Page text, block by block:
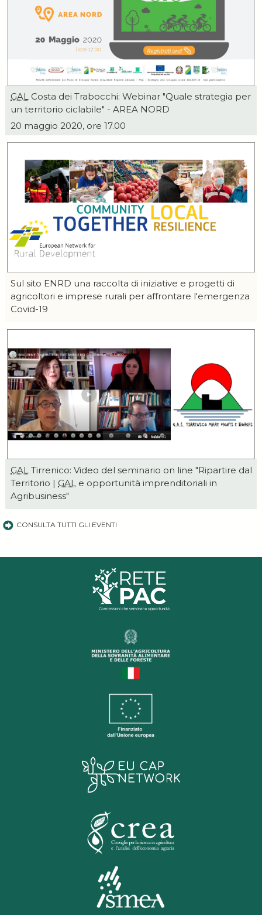
GAL Costa dei Trabocchi: Webinar "Quale strategia per
un territorio ciclabile" - AREA NORD
20 maggio 2020, ore 17.00
Sul sito ENRD una raccolta di iniziative e progetti di
agricoltori e imprese rurali per affrontare l'emergenza
Covid-19
GAL Tirrenico: Video del seminario on line "Ripartire dal
Territorio | GAL e opportunità imprenditoriali in
Agribusiness"
CONSULTA TUTTI GLI EVENTI